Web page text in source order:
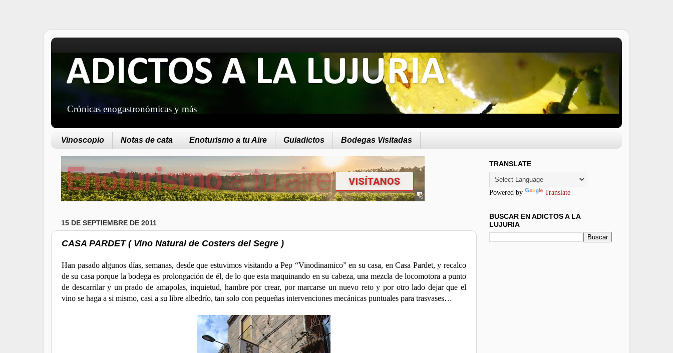
ADICTOS A LA LUJURIA
Crónicas enogastronómicas y más
Vinoscopio Notas de cata Enoturismo a tu Aire Guiadictos Bodegas Visitadas
15 DE SEPTIEMBRE DE 2011
CASA PARDET ( Vino Natural de Costers del Segre )
Han pasado algunos días, semanas, desde que estuvimos visitando a Pep “Vinodinamico” en su casa, en Casa Pardet, y recalco
de su casa porque la bodega es prolongación de él, de lo que esta maquinando en su cabeza, una mezcla de locomotora a punto
de descarrilar y un prado de amapolas, inquietud, hambre por crear, por marcarse un nuevo reto y por otro lado dejar que el
vino se haga a si mismo, casi a su libre albedrío, tan solo con pequeñas intervenciones mecánicas puntuales para trasvases…
TRANSLATE
Powered by Translate
BUSCAR EN ADICTOS A LA
LUJURIA